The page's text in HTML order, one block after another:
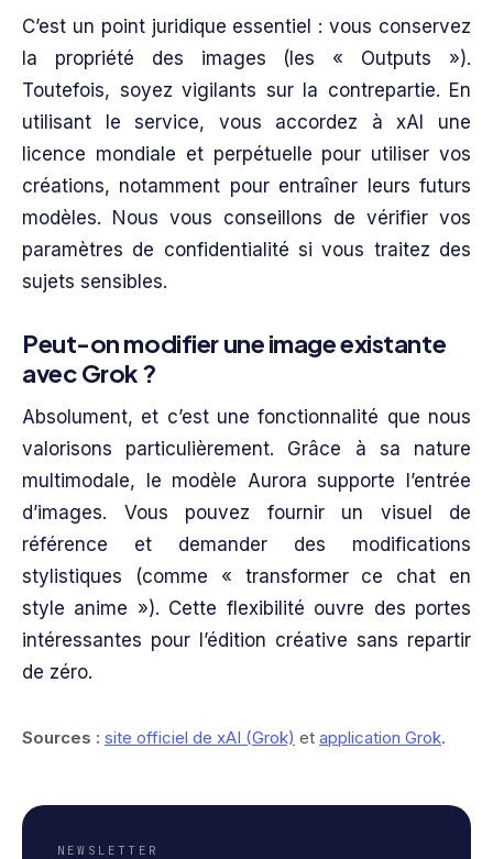
C’est un point juridique essentiel : vous conservez
la propriété des images (les « Outputs »).
Toutefois, soyez vigilants sur la contrepartie. En
utilisant le service, vous accordez à xAI une
licence mondiale et perpétuelle pour utiliser vos
créations, notamment pour entraîner leurs futurs
modèles. Nous vous conseillons de vérifier vos
paramètres de confidentialité si vous traitez des
sujets sensibles.
Peut-on modifier une image existante
avec Grok ?
Absolument, et c’est une fonctionnalité que nous
valorisons particulièrement. Grâce à sa nature
multimodale, le modèle Aurora supporte l’entrée
d’images. Vous pouvez fournir un visuel de
référence et demander des modifications
stylistiques (comme « transformer ce chat en
style anime »). Cette flexibilité ouvre des portes
intéressantes pour l’édition créative sans repartir
de zéro.
Sources : site officiel de xAI (Grok) et application Grok.
NEWSLETTER